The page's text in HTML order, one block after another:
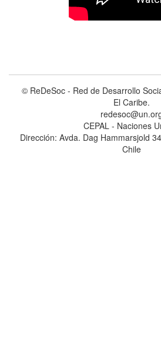
© ReDeSoc - Red de Desarrollo
El Caribe.
CEPAL - Naciones
Dirección: Avda. Dag Hammarsjold
Chile